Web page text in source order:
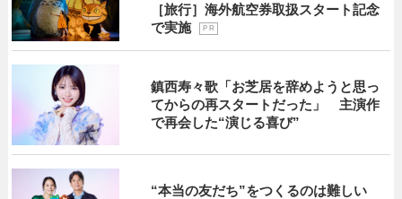
［旅行］海外航空券取扱スタート記念
で実施
P R
鎮西寿々歌「お芝居を辞めようと思っ
てからの再スタートだった」 主演作
で再会した“演じる喜び”
“本当の友だち”をつくるのは難しい